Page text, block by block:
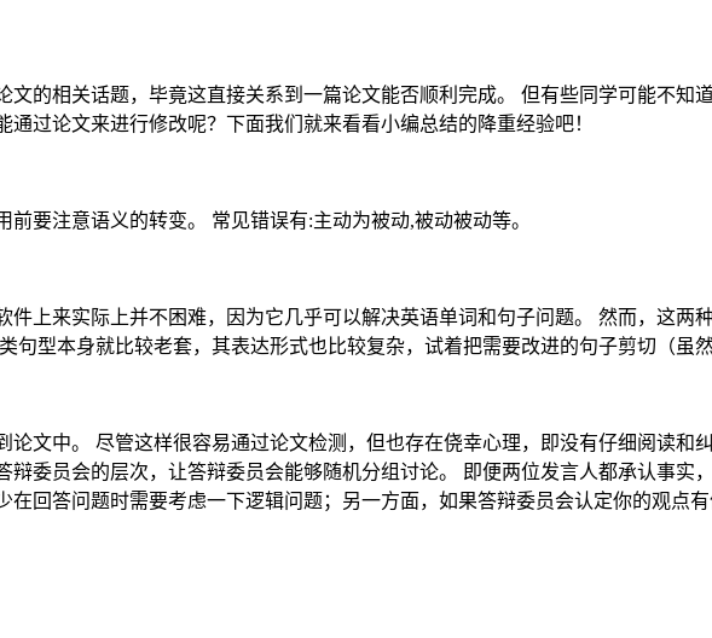
文的相关话题，毕竟这直接关系到一篇论文能否顺利完成。 但有些同学可能不知
过论文来进行修改呢？下面我们就来看看小编总结的降重经验吧！
要注意语义的转变。 常见错误有:主动为被动,被动被动等。
上来实际上并不困难，因为它几乎可以解决英语单词和句子问题。 然而，这两
句型本身就比较老套，其表达形式也比较复杂，试着把需要改进的句子剪切（虽然
论文中。 尽管这样很容易通过论文检测，但也存在侥幸心理，即没有仔细阅读和
委员会的层次，让答辩委员会能够随机分组讨论。 即便两位发言人都承认事实
在回答问题时需要考虑一下逻辑问题；另一方面，如果答辩委员会认定你的观点